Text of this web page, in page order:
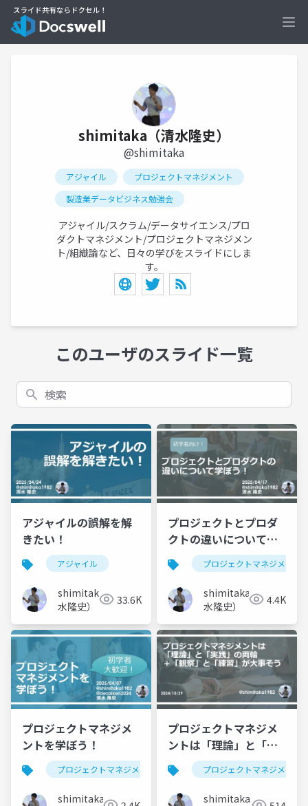
shimitaka（清水隆史）
@shimitaka
アジャイル
プロジェクトマネジメント
製造業データビジネス勉強会
アジャイル/スクラム/データサイエンス/プロ
ダクトマネジメント/プロジェクトマネジメン
ト/組織論など、日々の学びをスライドにしま
す。
このユーザのスライド一覧
検索
アジャイルの誤解を解
きたい！
アジャイル
shimitaka（清
水隆史）
33.6K
プロジェクトとプロダ
クトの違いについて学
ぼう！ プロジェクトマネジメント
shimitaka（清
水隆史）
4.4K
プロジェクトマネジメ
ントを学ぼう！
プロジェクトマネジメント pmp プロジェクトマ
shimitaka（清
プロジェクトマネジメ
ントは「理論」と「実
践」の両輪＋「観察」
と「練習」が大事そう
プロジェクトマネジメント
shimitaka（清